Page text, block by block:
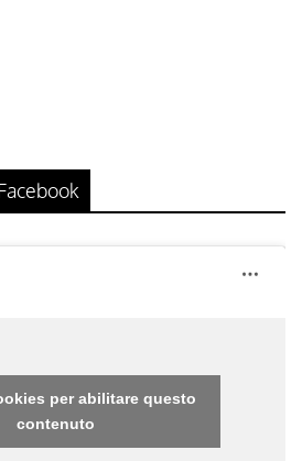
per abilitare questo
contenuto